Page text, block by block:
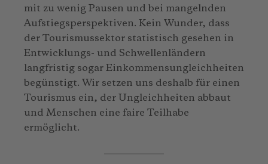
mit zu wenig Pausen und bei mangelnden
Aufstiegsperspektiven. Kein Wunder, dass
der Tourismussektor statistisch gesehen in
Entwicklungs- und Schwellenländern
langfristig sogar Einkommensungleichheiten
begünstigt. Wir setzen uns deshalb für einen
Tourismus ein, der Ungleichheiten abbaut
und Menschen eine faire Teilhabe
ermöglicht.